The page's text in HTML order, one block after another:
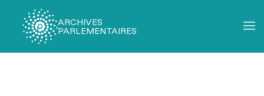
ARCHIVES
PARLEMENTAIRES